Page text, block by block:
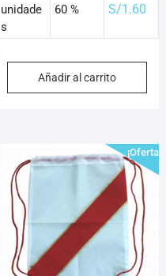
unidade
s
60 % S/1.60
Añadir al carrito
¡Oferta!